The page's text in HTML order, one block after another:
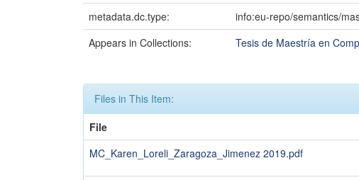
metadata.dc.type:
info:eu-repo/semantics/
Appears in Collections:
Tesis de Maestría en
Files in This Item:
File
MC_Karen_Loreli_Zaragoza_Jimenez 2019.pdf